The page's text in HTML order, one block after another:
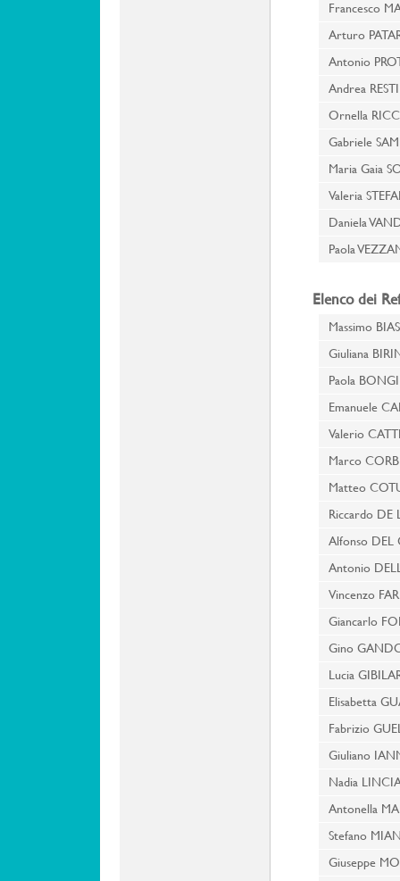
Francesco
Arturo
Antonio
Andrea RESTI
Ornella
Gabriele
Maria Gaia
Valeria
Daniela
Paola
Elenco dei
Massimo
Giuliana
Paola
Emanuele
Valerio
Marco
Matteo
Riccardo DE
Alfonso DEL
Antonio
Vincenzo
Giancarlo
Gino
Lucia
Elisabetta
Fabrizio
Giuliano
Nadia
Antonella
Stefano
Giuseppe